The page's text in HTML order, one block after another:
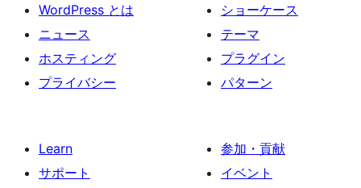
WordPress とは
ニュース
ホスティング
プライバシー
ショーケース
テーマ
プラグイン
パターン
Learn
サポート
参加・貢献
イベント